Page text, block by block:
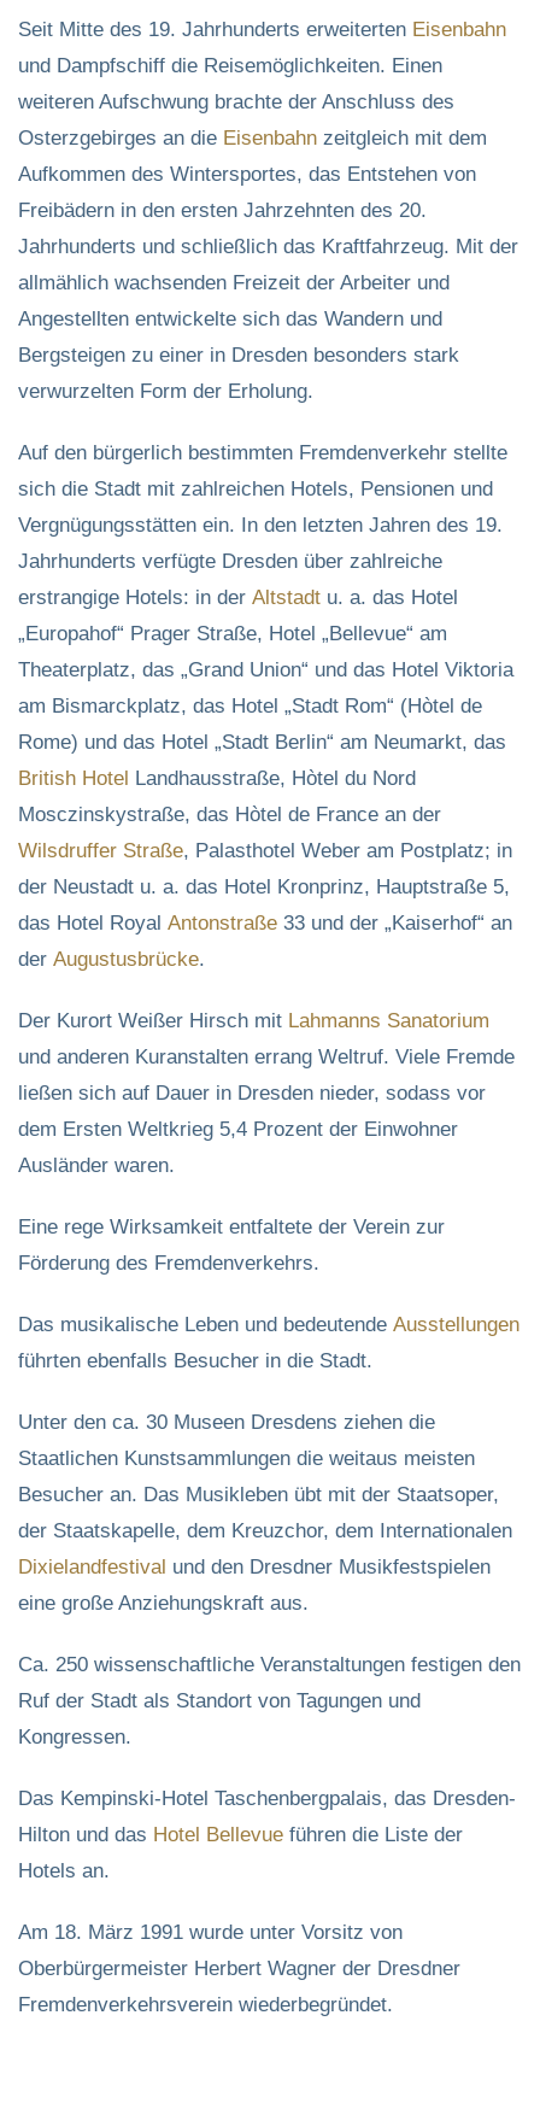
Seit Mitte des 19. Jahrhunderts erweiterten Eisenbahn
und Dampfschiff die Reisemöglichkeiten. Einen
weiteren Aufschwung brachte der Anschluss des
Osterzgebirges an die Eisenbahn zeitgleich mit dem
Aufkommen des Wintersportes, das Entstehen von
Freibädern in den ersten Jahrzehnten des 20.
Jahrhunderts und schließlich das Kraftfahrzeug. Mit der
allmählich wachsenden Freizeit der Arbeiter und
Angestellten entwickelte sich das Wandern und
Bergsteigen zu einer in Dresden besonders stark
verwurzelten Form der Erholung.
Auf den bürgerlich bestimmten Fremdenverkehr stellte
sich die Stadt mit zahlreichen Hotels, Pensionen und
Vergnügungsstätten ein. In den letzten Jahren des 19.
Jahrhunderts verfügte Dresden über zahlreiche
erstrangige Hotels: in der Altstadt u. a. das Hotel
„Europahof“ Prager Straße, Hotel „Bellevue“ am
Theaterplatz, das „Grand Union“ und das Hotel Viktoria
am Bismarckplatz, das Hotel „Stadt Rom“ (Hòtel de
Rome) und das Hotel „Stadt Berlin“ am Neumarkt, das
British Hotel Landhausstraße, Hòtel du Nord
Mosczinskystraße, das Hòtel de France an der
Wilsdruffer Straße, Palasthotel Weber am Postplatz; in
der Neustadt u. a. das Hotel Kronprinz, Hauptstraße 5,
das Hotel Royal Antonstraße 33 und der „Kaiserhof“ an
der Augustusbrücke.
Der Kurort Weißer Hirsch mit Lahmanns Sanatorium
und anderen Kuranstalten errang Weltruf. Viele Fremde
ließen sich auf Dauer in Dresden nieder, sodass vor
dem Ersten Weltkrieg 5,4 Prozent der Einwohner
Ausländer waren.
Eine rege Wirksamkeit entfaltete der Verein zur
Förderung des Fremdenverkehrs.
Das musikalische Leben und bedeutende Ausstellungen
führten ebenfalls Besucher in die Stadt.
Unter den ca. 30 Museen Dresdens ziehen die
Staatlichen Kunstsammlungen die weitaus meisten
Besucher an. Das Musikleben übt mit der Staatsoper,
der Staatskapelle, dem Kreuzchor, dem Internationalen
Dixielandfestival und den Dresdner Musikfestspielen
eine große Anziehungskraft aus.
Ca. 250 wissenschaftliche Veranstaltungen festigen den
Ruf der Stadt als Standort von Tagungen und
Kongressen.
Das Kempinski-Hotel Taschenbergpalais, das Dresden-
Hilton und das Hotel Bellevue führen die Liste der
Hotels an.
Am 18. März 1991 wurde unter Vorsitz von
Oberbürgermeister Herbert Wagner der Dresdner
Fremdenverkehrsverein wiederbegründet.